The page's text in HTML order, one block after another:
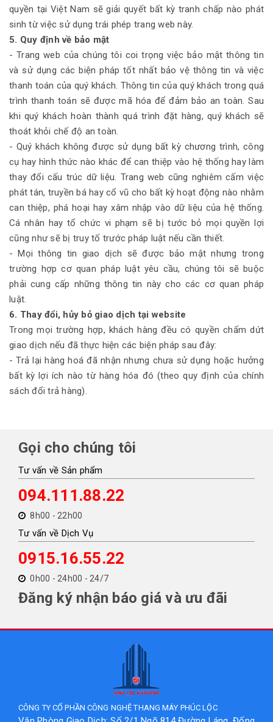
quyền tại Việt Nam sẽ giải quyết bất kỳ tranh chấp nào phát
sinh từ việc sử dụng trái phép trang web này.
5. Quy định về bảo mật
- Trang web của chúng tôi coi trọng việc bảo mật thông tin
và sử dụng các biện pháp tốt nhất bảo vệ thông tin và việc
thanh toán của quý khách. Thông tin của quý khách trong quá
trình thanh toán sẽ được mã hóa để đảm bảo an toàn. Sau
khi quý khách hoàn thành quá trình đặt hàng, quý khách sẽ
thoát khỏi chế độ an toàn.
- Quý khách không được sử dụng bất kỳ chương trình, công
cụ hay hình thức nào khác để can thiệp vào hệ thống hay làm
thay đổi cấu trúc dữ liệu. Trang web cũng nghiêm cấm việc
phát tán, truyền bá hay cổ vũ cho bất kỳ hoạt động nào nhằm
can thiệp, phá hoại hay xâm nhập vào dữ liệu của hệ thống.
Cá nhân hay tổ chức vi phạm sẽ bị tước bỏ mọi quyền lợi
cũng như sẽ bị truy tố trước pháp luật nếu cần thiết.
- Mọi thông tin giao dịch sẽ được bảo mật nhưng trong
trường hợp cơ quan pháp luật yêu cầu, chúng tôi sẽ buộc
phải cung cấp những thông tin này cho các cơ quan pháp
luật.
6. Thay đổi, hủy bỏ giao dịch tại website
Trong mọi trường hợp, khách hàng đều có quyền chấm dứt
giao dịch nếu đã thực hiện các biện pháp sau đây:
- Trả lại hàng hoá đã nhận nhưng chưa sử dụng hoặc hưởng
bất kỳ lợi ích nào từ hàng hóa đó (theo quy định của chính
sách đổi trả hàng).
Gọi cho chúng tôi
Tư vấn về Sản phẩm
094.111.88.22
8h00 - 22h00
Tư vấn về Dịch Vụ
0915.16.55.22
0h00 - 24h00 - 24/7
Đăng ký nhận báo giá và ưu đãi
CÔNG TY CỔ PHẦN CÔNG NGHỆ THANG MÁY PHÚC LỘC